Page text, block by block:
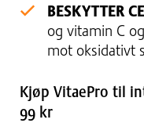
BESKYTTER
og vitamin C
mot oksidativt
Kjøp VitaePro til
99 kr